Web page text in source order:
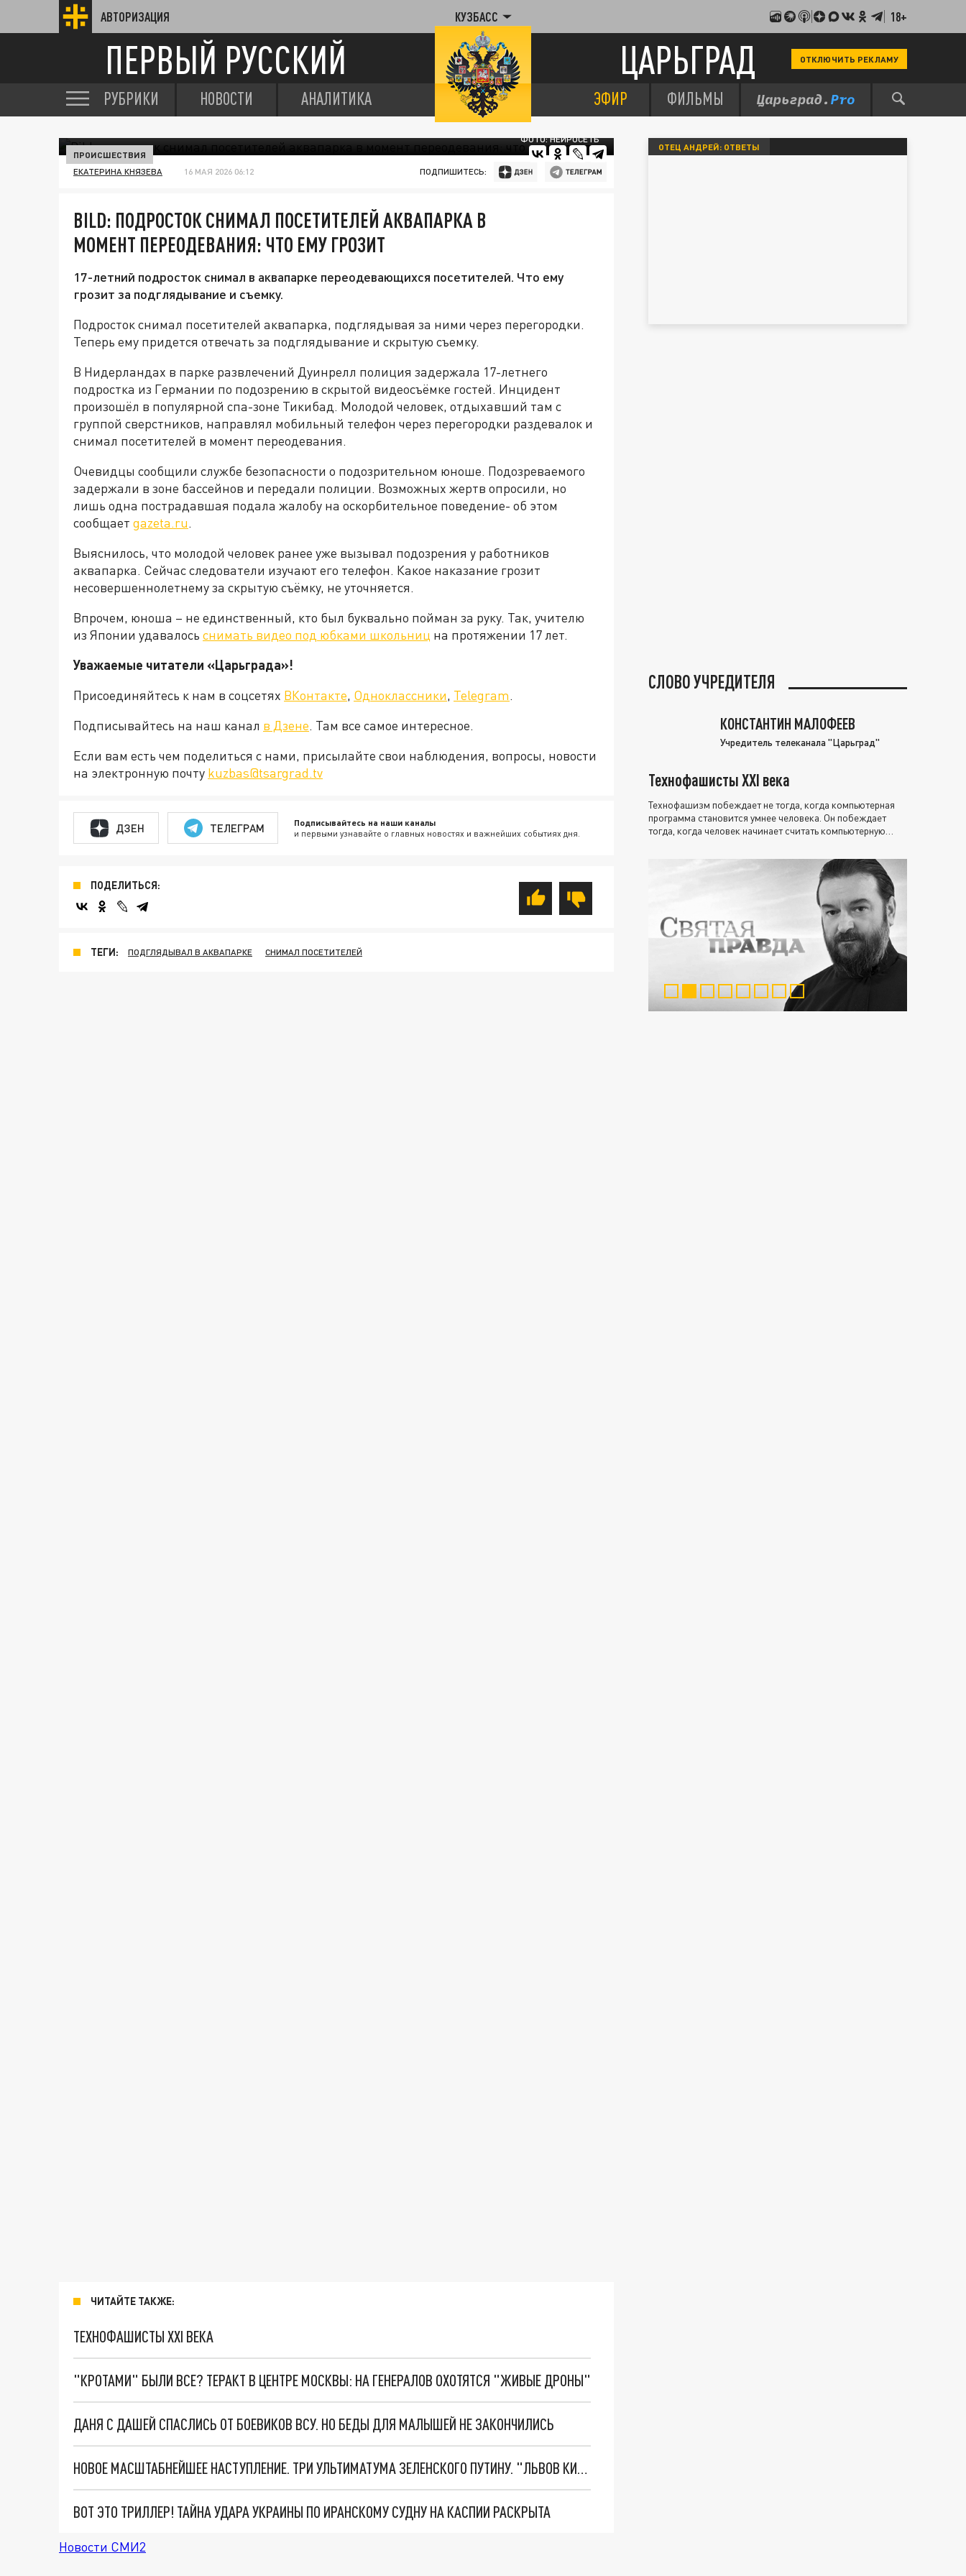
АВТОРИЗАЦИЯ КУЗБАСС 18+
ПЕРВЫЙ РУССКИЙ ЦАРЬГРАД ОТКЛЮЧИТЬ РЕКЛАМУ
РУБРИКИ НОВОСТИ АНАЛИТИКА ЭФИР ФИЛЬМЫ
ФОТО: НЕЙРОСЕТЬ
ПРОИСШЕСТВИЯ
ЕКАТЕРИНА КНЯЗЕВА 16 МАЯ 2026 06:12 ПОДПИШИТЕСЬ:
BILD: ПОДРОСТОК СНИМАЛ ПОСЕТИТЕЛЕЙ АКВАПАРКА В
МОМЕНТ ПЕРЕОДЕВАНИЯ: ЧТО ЕМУ ГРОЗИТ
17-летний подросток снимал в аквапарке переодевающихся посетителей. Что ему
грозит за подглядывание и съемку.
Подросток снимал посетителей аквапарка, подглядывая за ними через перегородки.
Теперь ему придется отвечать за подглядывание и скрытую съемку.
В Нидерландах в парке развлечений Дуинрелл полиция задержала 17-летнего
подростка из Германии по подозрению в скрытой видеосъёмке гостей. Инцидент
произошёл в популярной спа-зоне Тикибад. Молодой человек, отдыхавший там с
группой сверстников, направлял мобильный телефон через перегородки раздевалок и
снимал посетителей в момент переодевания.
Очевидцы сообщили службе безопасности о подозрительном юноше. Подозреваемого
задержали в зоне бассейнов и передали полиции. Возможных жертв опросили, но
лишь одна пострадавшая подала жалобу на оскорбительное поведение- об этом
сообщает gazeta.ru.
Выяснилось, что молодой человек ранее уже вызывал подозрения у работников
аквапарка. Сейчас следователи изучают его телефон. Какое наказание грозит
несовершеннолетнему за скрытую съёмку, не уточняется.
Впрочем, юноша – не единственный, кто был буквально пойман за руку. Так, учителю
из Японии удавалось снимать видео под юбками школьниц на протяжении 17 лет.
Уважаемые читатели «Царьграда»!
Присоединяйтесь к нам в соцсетях ВКонтакте, Одноклассники, Telegram.
Подписывайтесь на наш канал в Дзене. Там все самое интересное.
Если вам есть чем поделиться с нами, присылайте свои наблюдения, вопросы, новости
на электронную почту kuzbas@tsargrad.tv
ДЗЕН ТЕЛЕГРАМ Подписывайтесь на наши каналы
и первыми узнавайте о главных новостях и важнейших событиях дня.
ПОДЕЛИТЬСЯ:
ТЕГИ: ПОДГЛЯДЫВАЛ В АКВАПАРКЕ СНИМАЛ ПОСЕТИТЕЛЕЙ
ЧИТАЙТЕ ТАКЖЕ:
ТЕХНОФАШИСТЫ XXI ВЕКА
"КРОТАМИ" БЫЛИ ВСЕ? ТЕРАКТ В ЦЕНТРЕ МОСКВЫ: НА ГЕНЕРАЛОВ ОХОТЯТСЯ "ЖИВЫЕ ДРОНЫ"
ДАНЯ С ДАШЕЙ СПАСЛИСЬ ОТ БОЕВИКОВ ВСУ. НО БЕДЫ ДЛЯ МАЛЫШЕЙ НЕ ЗАКОНЧИЛИСЬ
НОВОЕ МАСШТАБНЕЙШЕЕ НАСТУПЛЕНИЕ. ТРИ УЛЬТИМАТУМА ЗЕЛЕНСКОГО ПУТИНУ. "ЛЬВОВ КИМА" ПОСТАВЯТ НА ПВО? ГЛОБАЛЬНЫЙ ПРОРЫВ ПОД ЗАПОРОЖЬЕМ
ВОТ ЭТО ТРИЛЛЕР! ТАЙНА УДАРА УКРАИНЫ ПО ИРАНСКОМУ СУДНУ НА КАСПИИ РАСКРЫТА
Новости СМИ2
ОТЕЦ АНДРЕЙ: ОТВЕТЫ
СЛОВО УЧРЕДИТЕЛЯ
КОНСТАНТИН МАЛОФЕЕВ
Учредитель телеканала "Царьград"
Технофашисты XXI века
Технофашизм побеждает не тогда, когда компьютерная
программа становится умнее человека. Он побеждает
тогда, когда человек начинает считать компьютерную